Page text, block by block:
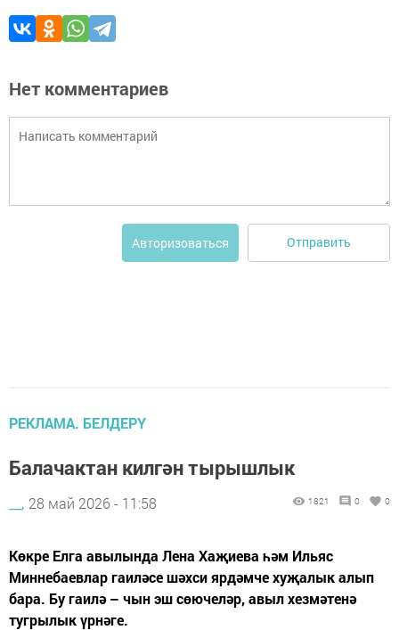
Нет комментариев
Авторизоваться Отправить
РЕКЛАМА. БЕЛДЕРҮ
Балачактан килгән тырышлык
__, 28 май 2026 - 11:58 1821 0 0
Көкре Елга авылында Лена Хаҗиева һәм Ильяс
Миннебаевлар гаиләсе шәхси ярдәмче хуҗалык алып
бара. Бу гаилә – чын эш сөючеләр, авыл хезмәтенә
тугрылык үрнәге.